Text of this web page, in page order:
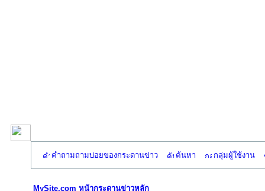
คำถามถามบ่อยของกระดานข่าว ค้นหา กลุ่มผู้ใช้งาน
MySite.com หน้ากระดานข่าวหลัก